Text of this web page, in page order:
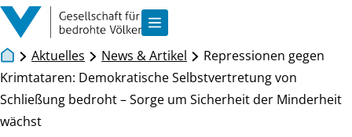
Zum Inhalt springen
Navigation anzeigen
Aktuelles
News & Artikel
Repressionen gegen
Krimtataren: Demokratische Selbstvertretung von
Schließung bedroht – Sorge um Sicherheit der Minderheit
wächst